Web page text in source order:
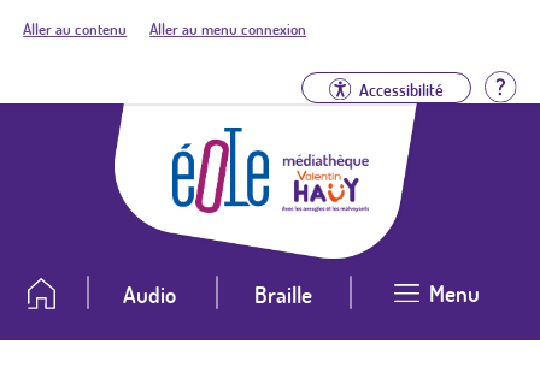
Aller au contenu Aller au menu connexion
Accessibilité
Audio Braille Menu